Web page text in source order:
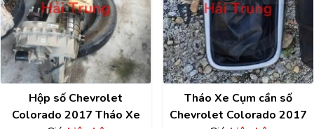
Hộp số Chevrolet
Colorado 2017 Tháo Xe
Tháo Xe Cụm cần số
Chevrolet Colorado 2017